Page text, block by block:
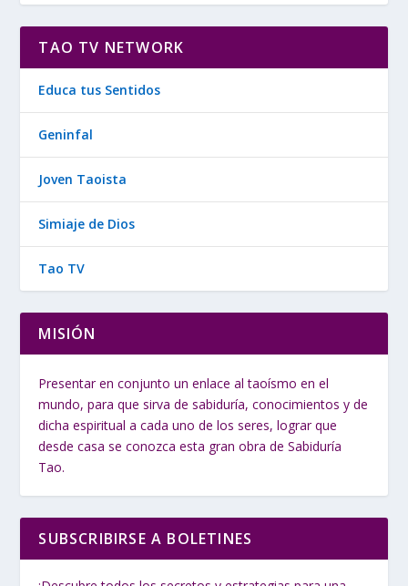
TAO TV NETWORK
Educa tus Sentidos
Geninfal
Joven Taoista
Simiaje de Dios
Tao TV
MISIÓN
Presentar en conjunto un enlace al taoísmo en el
mundo, para que sirva de sabiduría, conocimientos y de
dicha espiritual a cada uno de los seres, lograr que
desde casa se conozca esta gran obra de Sabiduría
Tao.
SUBSCRIBIRSE A BOLETINES